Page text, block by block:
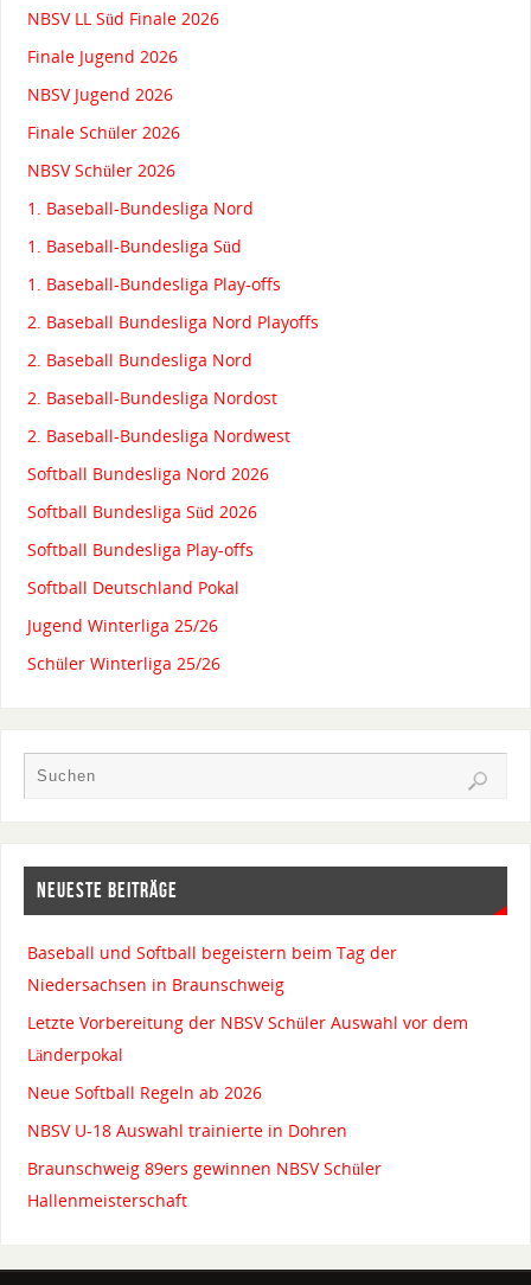
NBSV LL Süd Finale 2026
Finale Jugend 2026
NBSV Jugend 2026
Finale Schüler 2026
NBSV Schüler 2026
1. Baseball-Bundesliga Nord
1. Baseball-Bundesliga Süd
1. Baseball-Bundesliga Play-offs
2. Baseball Bundesliga Nord Playoffs
2. Baseball Bundesliga Nord
2. Baseball-Bundesliga Nordost
2. Baseball-Bundesliga Nordwest
Softball Bundesliga Nord 2026
Softball Bundesliga Süd 2026
Softball Bundesliga Play-offs
Softball Deutschland Pokal
Jugend Winterliga 25/26
Schüler Winterliga 25/26
NEUESTE BEITRÄGE
Baseball und Softball begeistern beim Tag der
Niedersachsen in Braunschweig
Letzte Vorbereitung der NBSV Schüler Auswahl vor dem
Länderpokal
Neue Softball Regeln ab 2026
NBSV U-18 Auswahl trainierte in Dohren
Braunschweig 89ers gewinnen NBSV Schüler
Hallenmeisterschaft